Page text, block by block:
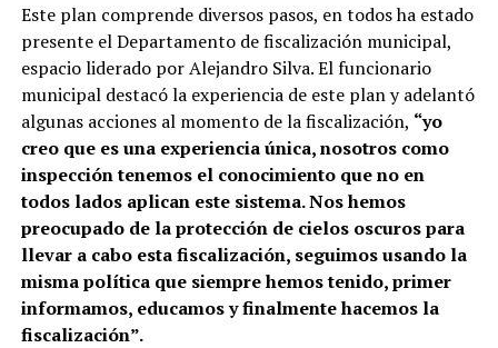
Este plan comprende diversos pasos, en todos ha estado
presente el Departamento de fiscalización municipal,
espacio liderado por Alejandro Silva. El funcionario
municipal destacó la experiencia de este plan y adelantó
algunas acciones al momento de la fiscalización, “yo
creo que es una experiencia única, nosotros como
inspección tenemos el conocimiento que no en
todos lados aplican este sistema. Nos hemos
preocupado de la protección de cielos oscuros para
llevar a cabo esta fiscalización, seguimos usando la
misma política que siempre hemos tenido, primer
informamos, educamos y finalmente hacemos la
fiscalización”.